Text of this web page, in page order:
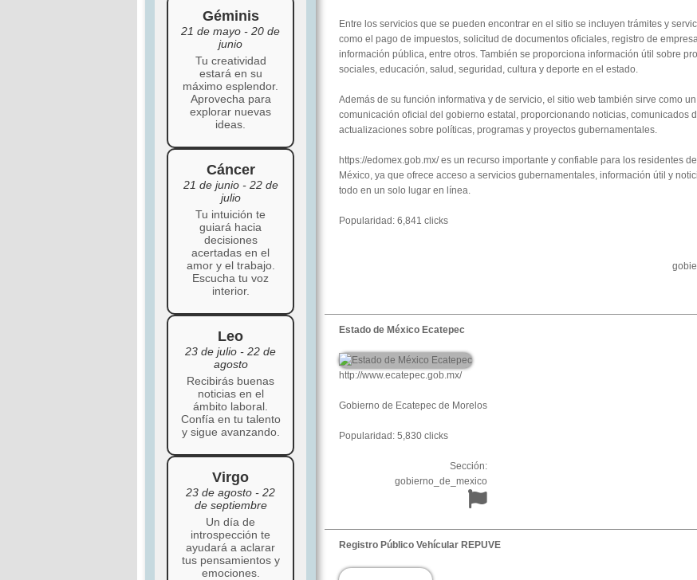
Entre los servicios que se pueden encontrar en el sitio se incluyen trámites y
como el pago de impuestos, solicitud de documentos oficiales, registro de
información pública, entre otros. También se proporciona información útil sobre
sociales, educación, salud, seguridad, cultura y deporte en el estado.
Además de su función informativa y de servicio, el sitio web también sirve como
comunicación oficial del gobierno estatal, proporcionando noticias, comunicados
actualizaciones sobre políticas, programas y proyectos gubernamentales.
https://edomex.gob.mx/ es un recurso importante y confiable para los residentes
México, ya que ofrece acceso a servicios gubernamentales, información útil y
todo en un solo lugar en línea.
Popularidad: 6,841 clicks
Estado de México Ecatepec
http://www.ecatepec.gob.mx/
Gobierno de Ecatepec de Morelos
Popularidad: 5,830 clicks
Sección:
gobierno_de_mexico
Registro Público Vehícular REPUVE
Géminis
21 de mayo - 20 de
junio
Tu creatividad
estará en su
máximo esplendor.
Aprovecha para
explorar nuevas
ideas.
Cáncer
21 de junio - 22 de
julio
Tu intuición te
guiará hacia
decisiones
acertadas en el
amor y el trabajo.
Escucha tu voz
interior.
Leo
23 de julio - 22 de
agosto
Recibirás buenas
noticias en el
ámbito laboral.
Confía en tu talento
y sigue avanzando.
Virgo
23 de agosto - 22
de septiembre
Un día de
introspección te
ayudará a aclarar
tus pensamientos y
emociones.